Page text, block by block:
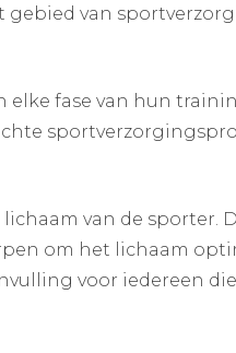
van
fase van hun
van de
om het lichaam
voor iedereen